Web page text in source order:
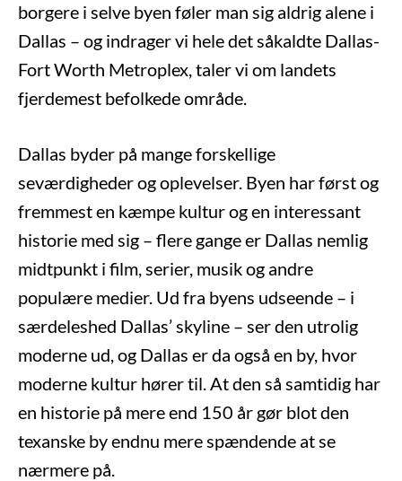
borgere i selve byen føler man sig aldrig alene i
Dallas – og indrager vi hele det såkaldte Dallas-
Fort Worth Metroplex, taler vi om landets
fjerdemest befolkede område.
Dallas byder på mange forskellige
seværdigheder og oplevelser. Byen har først og
fremmest en kæmpe kultur og en interessant
historie med sig – flere gange er Dallas nemlig
midtpunkt i film, serier, musik og andre
populære medier. Ud fra byens udseende – i
særdeleshed Dallas’ skyline – ser den utrolig
moderne ud, og Dallas er da også en by, hvor
moderne kultur hører til. At den så samtidig har
en historie på mere end 150 år gør blot den
texanske by endnu mere spændende at se
nærmere på.